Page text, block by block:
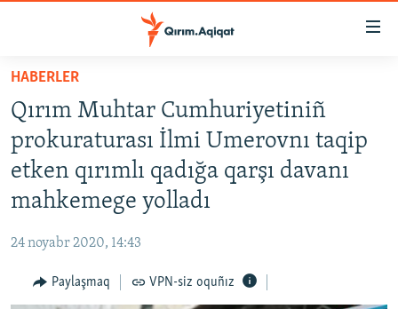
Esas
qaytmaq
Baş
navigatsiyağa
qaytmaq
Qıdıruvğa
SİYASET
İQTİSADİYAT
CEMİYET
İNSAN AQLARI
VİDEO
HABERLER
Qırım Muhtar Cumhuriyetiniñ
prokuraturası İlmi Umerovnı taqip
etken qırımlı qadığa qarşı davanı
mahkemege yolladı
24 noyabr 2020, 14:43
Paylaşmaq VPN-siz oquñız